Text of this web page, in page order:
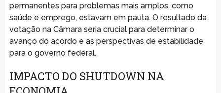
permanentes para problemas mais amplos, como
saúde e emprego, estavam em pauta. O resultado da
votação na Câmara seria crucial para determinar o
avanço do acordo e as perspectivas de estabilidade
para o governo federal.
IMPACTO DO SHUTDOWN NA